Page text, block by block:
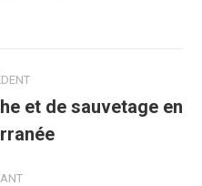
et de sauvetage en